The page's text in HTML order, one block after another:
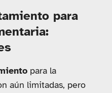
para
para la
aún limitadas, pero